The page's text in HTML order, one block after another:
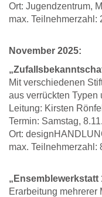
Ort: Jugendzentrum,
max. Teilnehmerzahl:
November 2025:
Mit verschiedenen
aus verrückten Typen
Leitung: Kirsten
Termin: Samstag,
Ort:
max. Teilnehmerzahl:
„Ensemblewerkstatt
Erarbeitung